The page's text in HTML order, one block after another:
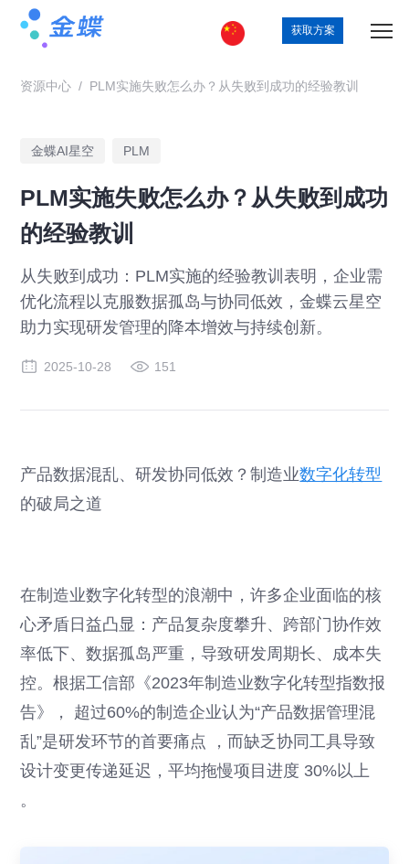
获取方案
资源中心 / PLM实施失败怎么办？从失败到成功的经验教训
金蝶AI星空 PLM
PLM实施失败怎么办？从失败到成功
的经验教训
从失败到成功：PLM实施的经验教训表明，企业需
优化流程以克服数据孤岛与协同低效，金蝶云星空
助力实现研发管理的降本增效与持续创新。
2025-10-28 151
产品数据混乱、研发协同低效？制造业数字化转型
的破局之道
在制造业数字化转型的浪潮中，许多企业面临的核
心矛盾日益凸显：产品复杂度攀升、跨部门协作效
率低下、数据孤岛严重，导致研发周期长、成本失
控。根据工信部《2023年制造业数字化转型指数报
告》， 超过60%的制造企业认为“产品数据管理混
乱”是研发环节的首要痛点 ，而缺乏协同工具导致
设计变更传递延迟，平均拖慢项目进度 30%以上
。